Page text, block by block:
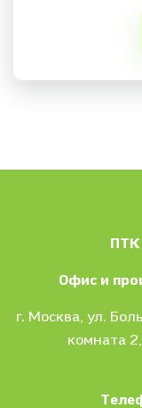
Офис и
г. Москва, ул.
комната